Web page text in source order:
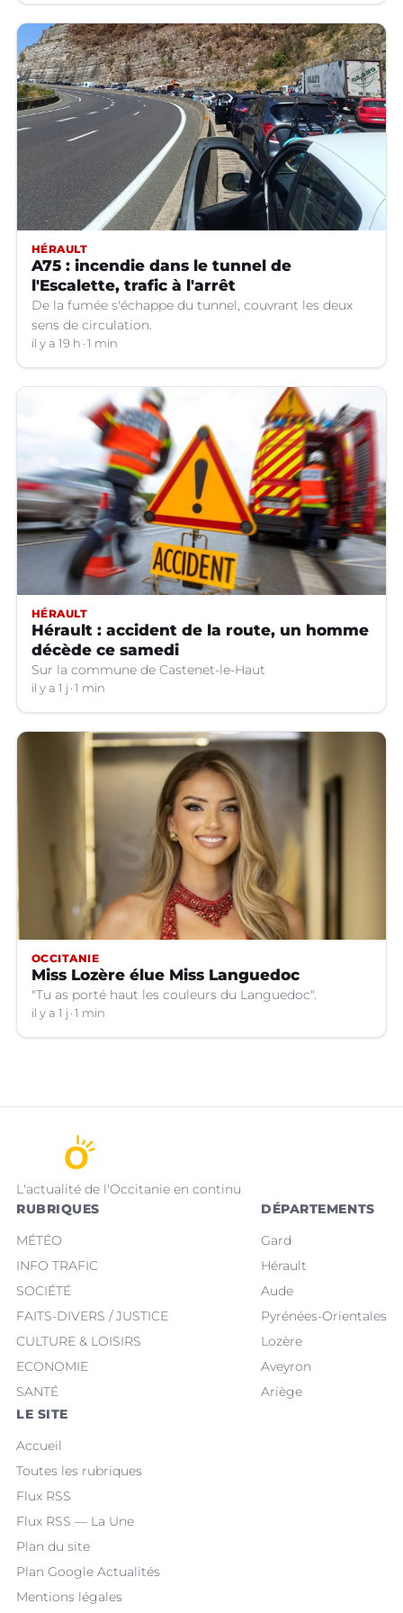
HÉRAULT
A75 : incendie dans le tunnel de
l'Escalette, trafic à l'arrêt
De la fumée s'échappe du tunnel, couvrant les deux
sens de circulation.
il y a 19 h 1 min
HÉRAULT
Hérault : accident de la route, un homme
décède ce samedi
Sur la commune de Castenet-le-Haut
il y a 1 j 1 min
OCCITANIE
Miss Lozère élue Miss Languedoc
"Tu as porté haut les couleurs du Languedoc".
il y a 1 j 1 min
L'actualité de l'Occitanie en continu
RUBRIQUES
MÉTÉO
INFO TRAFIC
SOCIÉTÉ
FAITS-DIVERS / JUSTICE
CULTURE & LOISIRS
ECONOMIE
SANTÉ
DÉPARTEMENTS
Gard
Hérault
Aude
Pyrénées-Orientales
Lozère
Aveyron
Ariège
LE SITE
Accueil
Toutes les rubriques
Flux RSS
Flux RSS — La Une
Plan du site
Plan Google Actualités
Mentions légales